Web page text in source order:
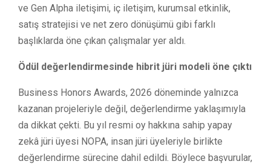
ve Gen Alpha iletişimi, iç iletişim, kurumsal etkinlik,
satış stratejisi ve net zero dönüşümü gibi farklı
başlıklarda öne çıkan çalışmalar yer aldı.
Ödül değerlendirmesinde hibrit jüri modeli öne çıktı
Business Honors Awards, 2026 döneminde yalnızca
kazanan projeleriyle değil, değerlendirme yaklaşımıyla
da dikkat çekti. Bu yıl resmi oy hakkına sahip yapay
zekâ jüri üyesi NOPA, insan jüri üyeleriyle birlikte
değerlendirme sürecine dahil edildi. Böylece başvurular,